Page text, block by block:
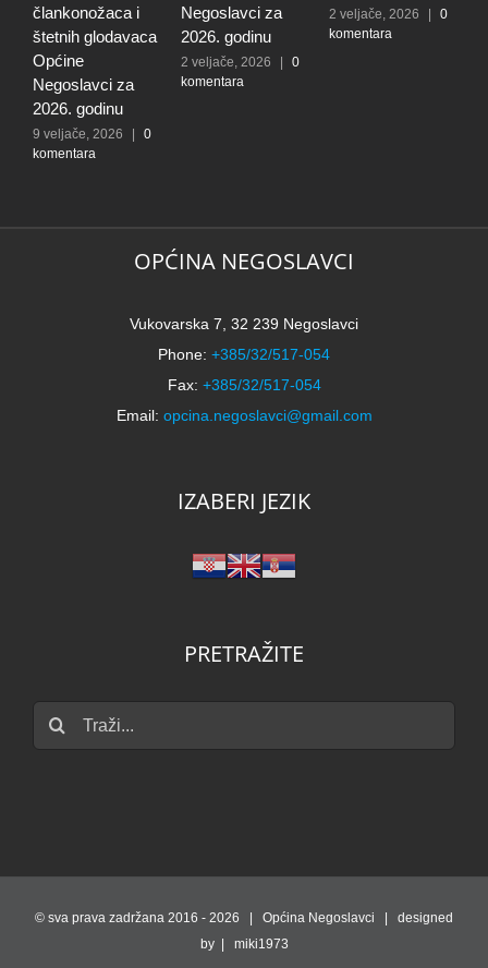
člankonožaca i
štetnih glodavaca
Općine
Negoslavci za
2026. godinu
9 veljače, 2026
0
komentara
Negoslavci za
2026. godinu
2 veljače, 2026
0
komentara
2 veljače, 2026
0
komentara
OPĆINA NEGOSLAVCI
Vukovarska 7, 32 239 Negoslavci
Phone: +385/32/517-054
Fax: +385/32/517-054
Email: opcina.negoslavci@gmail.com
IZABERI JEZIK
PRETRAŽITE
Traži...
© sva prava zadržana 2016 - 2026 | Općina Negoslavci | designed
by | miki1973